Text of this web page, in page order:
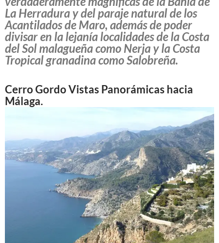
La Herradura y del paraje natural de los
Acantilados de Maro, además de poder
divisar en la lejanía localidades de la Costa
del Sol malagueña como Nerja y la Costa
Tropical granadina como Salobreña.
Cerro Gordo Vistas Panorámicas hacia
Málaga.